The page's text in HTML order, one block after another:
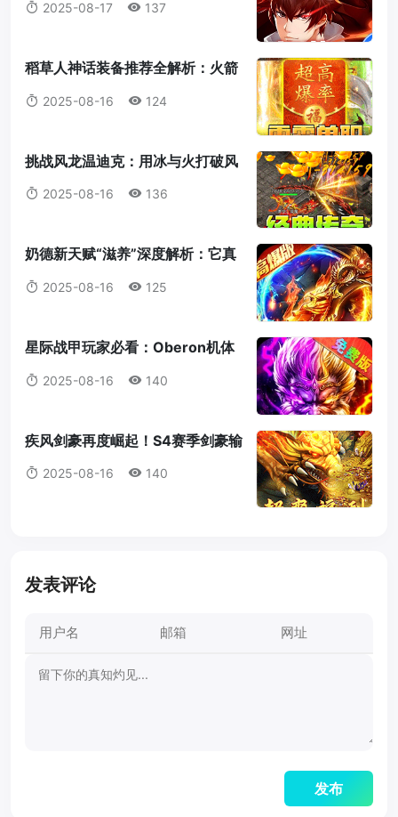
2025-08-17 137
稻草人神话装备推荐全解析：火箭
腰带为何成为首选？
2025-08-16 124
挑战风龙温迪克：用冰与火打破风
暴统治！
2025-08-16 136
奶德新天赋“滋养”深度解析：它真
的值得我们放弃愈合吗？
2025-08-16 125
星际战甲玩家必看：Oberon机体
蓝图获取全攻略
2025-08-16 140
疾风剑豪再度崛起！S4赛季剑豪输
出机制全解析
2025-08-16 140
发表评论